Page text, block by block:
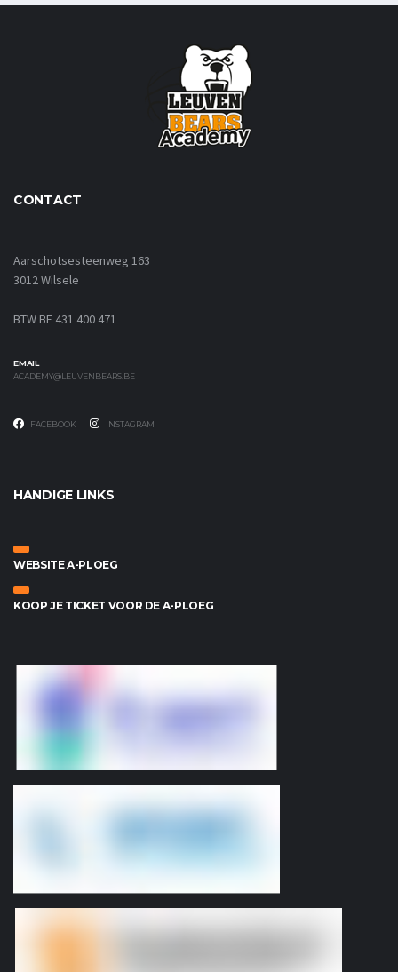
CONTACT
Aarschotsesteenweg 163
3012 Wilsele
BTW BE 431 400 471
EMAIL
ACADEMY@LEUVENBEARS.BE
FACEBOOK INSTAGRAM
HANDIGE LINKS
WEBSITE A-PLOEG
KOOP JE TICKET VOOR DE A-PLOEG